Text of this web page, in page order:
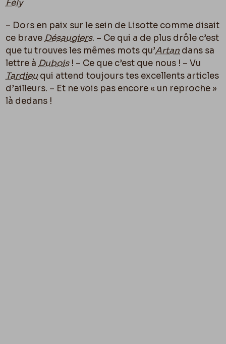
Fély
– Dors en paix sur le sein de Lisotte comme disait
ce brave Désaugiers. – Ce qui a de plus drôle c’est
que tu trouves les mêmes mots qu’Artan dans sa
lettre à Dubois! – Ce que c’est que nous ! – Vu
Tardieuqui attend toujours tes excellents articles
d’ailleurs. – Et ne vois pas encore « un reproche »
là dedans !